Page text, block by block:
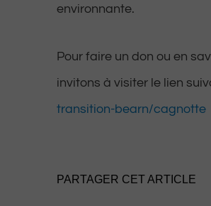
environnante.
Pour faire un don ou en
invitons à visiter le lien
transition-bearn/cagnotte
PARTAGER CET ARTICLE